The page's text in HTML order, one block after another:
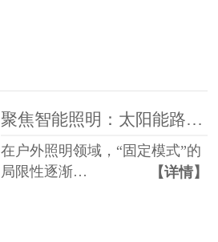
聚焦智能照明：太阳能路灯的人体感应光控技术，让照明更灵活
在户外照明领域，“固定模式”的
局限性逐渐…
【详情】